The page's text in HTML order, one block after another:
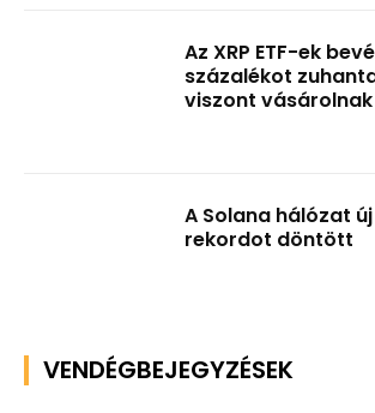
Az XRP ETF-ek
százalékot
viszont vásárolnak
A Solana hálózat
rekordot döntött
VENDÉGBEJEGYZÉSEK